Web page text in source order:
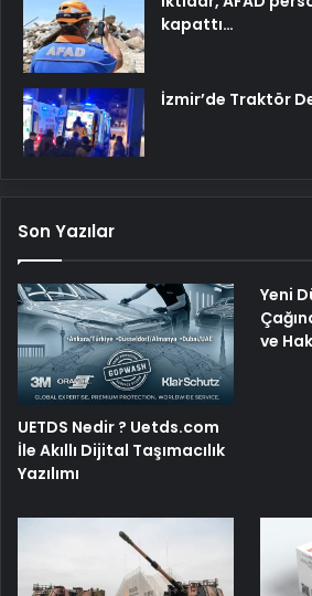
kapattı…
İzmir’de Traktör
Son Yazılar
UETDS Nedir ? Uetds.com
İle Akıllı Dijital Taşımacılık
Yazılımı
Yeni
ve